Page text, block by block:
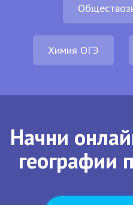
Химия ОГЭ
Начни
географии